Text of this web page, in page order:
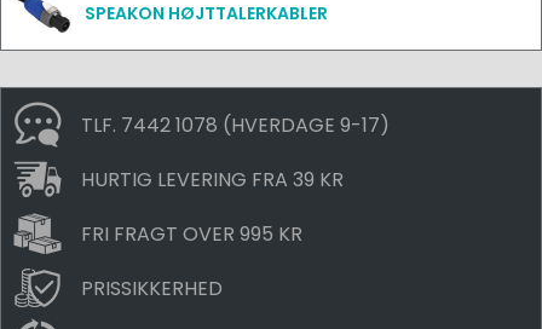
SPEAKON HØJTTALERKABLER
TLF. 7442 1078 (HVERDAGE 9-17)
HURTIG LEVERING FRA 39 KR
FRI FRAGT OVER 995 KR
PRISSIKKERHED